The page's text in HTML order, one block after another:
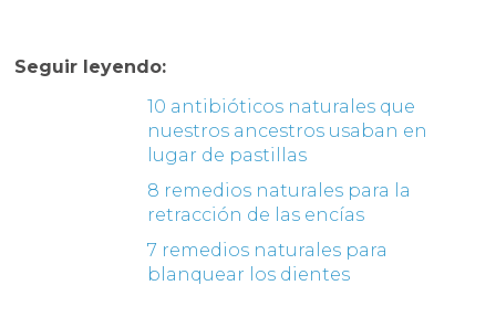
Seguir leyendo:
10 antibióticos naturales que
nuestros ancestros usaban en
lugar de pastillas
8 remedios naturales para la
retracción de las encías
7 remedios naturales para
blanquear los dientes